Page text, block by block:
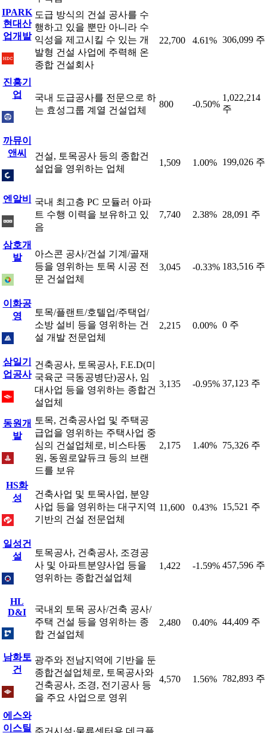
IPARK
현대산
업개발
도급 방식의 건설 공사를 수
행하고 있을 뿐만 아니라 수
익성을 제고시킬 수 있는 개
발형 건설 사업에 주력해 온
종합 건설회사
22,700 4.61% 306,099 주
진흥기
업
국내 도급공사를 전문으로 하
는 효성그룹 계열 건설업체
800 -0.50%
1,022,214
주
까뮤이
앤씨
건설, 토목공사 등의 종합건
설업을 영위하는 업체
1,509 1.00% 199,026 주
엔알비
국내 최고층 PC 모듈러 아파
트 수행 이력을 보유하고 있
음
7,740 2.38% 28,091 주
삼호개
발
아스콘 공사/건설 기계/골재
등을 영위하는 토목 시공 전
문 건설업체
3,045 -0.33% 183,516 주
이화공
영
토목/플랜트/호텔업/주택업/
소방 설비 등을 영위하는 건
설 개발 전문업체
2,215 0.00% 0 주
삼일기
업공사
건축공사, 토목공사, F.E.D(미
국육군 극동공병단)공사, 임
대사업 등을 영위하는 종합건
설업체
3,135 -0.95% 37,123 주
동원개
발
토목, 건축공사업 및 주택공
급업을 영위하는 주택사업 중
심의 건설업체로, 비스타동
원, 동원로얄듀크 등의 브랜
드를 보유
2,175 1.40% 75,326 주
HS화
성
건축사업 및 토목사업, 분양
사업 등을 영위하는 대구지역
기반의 건설 전문업체
11,600 0.43% 15,521 주
일성건
설
토목공사, 건축공사, 조경공
사 및 아파트분양사업 등을
영위하는 종합건설업체
1,422 -1.59% 457,596 주
HL
D&I
국내외 토목 공사/건축 공사/
주택 건설 등을 영위하는 종
합 건설업체
2,480 0.40% 44,409 주
남화토
건
광주와 전남지역에 기반을 둔
종합건설업체로, 토목공사와
건축공사, 조경, 전기공사 등
을 주요 사업으로 영위
4,570 1.56% 782,893 주
에스와
이스틸 주거시설·물류센터용 데크플